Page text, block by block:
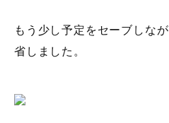
もう少し予定をセーブしな
省しました。